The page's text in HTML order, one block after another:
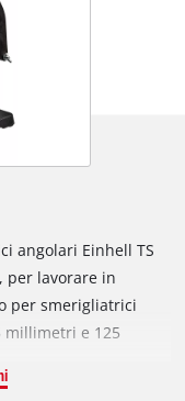
angolari Einhell TS
per lavorare in
per smerigliatrici
millimetri e 125
utilizzare l'utensile